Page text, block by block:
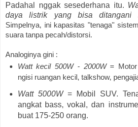
Padahal nggak sesederhana itu.
daya listrik yang bisa ditangani
Simpelnya, ini kapasitas "tenaga"
suara tanpa pecah/distorsi.
Analoginya gini :
Watt kecil 500W - 2000W= Motor
ngisi ruangan kecil, talkshow,
Watt 5000W= Mobil SUV.
angkat bass, vokal, dan
buat 175-250 orang.